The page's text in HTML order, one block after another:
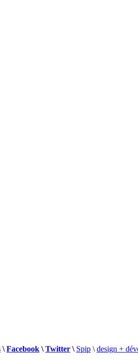
\Facebook \Twitter \ Spip \ design +